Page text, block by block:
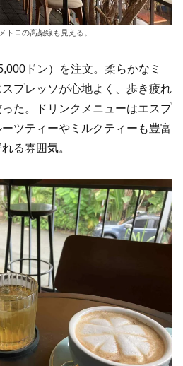
トロの高架線も見える。
ドン）を注文。柔らかなミ
プレッソが心地よく、歩き疲れ
た。ドリンクメニューはエスプ
ツティーやミルクティーも豊富
る雰囲気。